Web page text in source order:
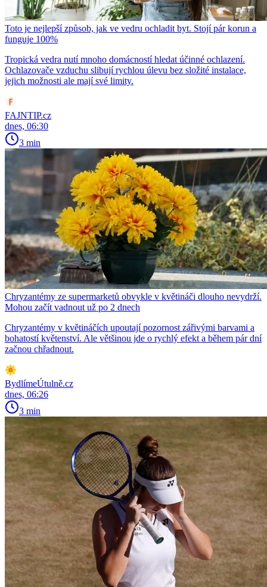
Toto je nejlepší způsob, jak ve vedru ochladit byt. Stojí pár korun a
funguje 100%
Tropická vedra nutí mnoho domácností hledat účinné ochlazení.
Ochlazovače vzduchu slibují rychlou úlevu bez složité instalace,
jejich možnosti ale mají své limity.
FAJNTIP.cz
dnes, 06:30
3 min
Chryzantémy ze supermarketů obvykle v květináči dlouho nevydrží.
Mohou začít vadnout už po 2 dnech
Chryzantémy v květináčích upoutají pozornost zářivými barvami a
bohatostí květenství. Ale většinou jde o rychlý efekt a během pár dní
začnou chřadnout.
BydlímeÚtulně.cz
dnes, 06:26
3 min